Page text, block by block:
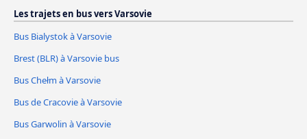
Les trajets en bus vers Varsovie
Bus Bialystok à Varsovie
Brest (BLR) à Varsovie bus
Bus Chełm à Varsovie
Bus de Cracovie à Varsovie
Bus Garwolin à Varsovie